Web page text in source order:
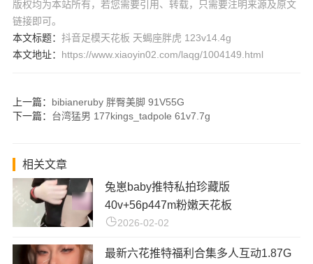
版权均为本站所有，若您需要引用、转载，只需要注明来源及原文
链接即可。
本文标题： 抖音足模天花板 天蝎座胖虎 123v14.4g
本文地址： https://www.xiaoyin02.com/laqg/1004149.html
上一篇： bibianeruby 胖臀美脚 91V55G
下一篇： 台湾猛男 177kings_tadpole 61v7.7g
相关文章
兔崽baby推特私拍珍藏版
40v+56p447m粉嫩天花板
2026-02-02
最新六花推特福利合集多人互动1.87G